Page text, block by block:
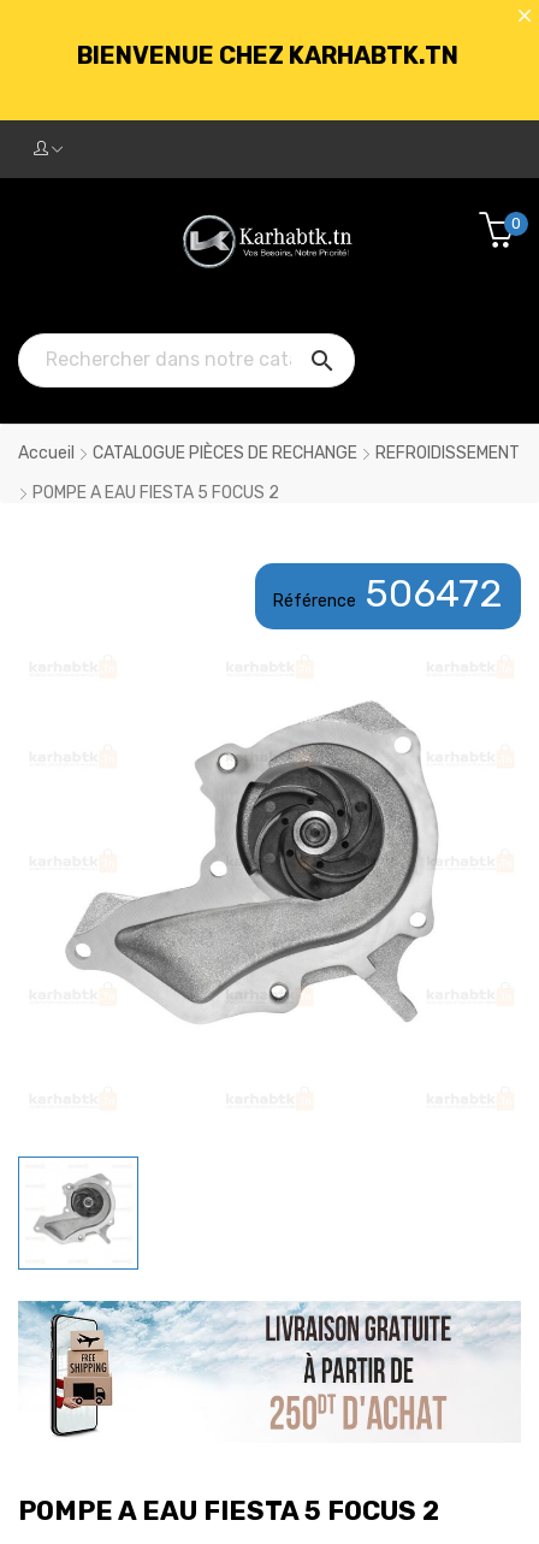
BIENVENUE CHEZ KARHABTK.TN
250DT D'ACHATS

0
Accueil CATALOGUE PIÈCES DE RECHANGE
REFROIDISSEMENT
POMPE A EAU FIESTA 5 FOCUS 2
Référence 506472
POMPE A EAU FIESTA 5 FOCUS 2